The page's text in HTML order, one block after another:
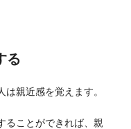
る
親近感を覚えます。
ることができれば、親